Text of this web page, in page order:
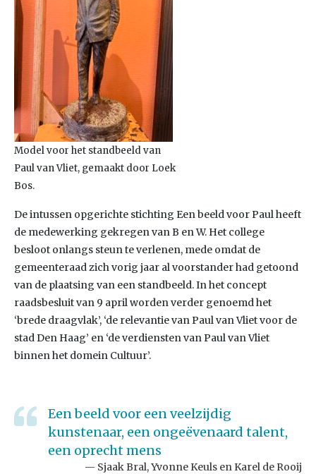
Model voor het standbeeld van
Paul van Vliet, gemaakt door Loek
Bos.
De intussen opgerichte stichting Een beeld voor Paul heeft
de medewerking gekregen van B en W. Het college
besloot onlangs steun te verlenen, mede omdat de
gemeenteraad zich vorig jaar al voorstander had getoond
van de plaatsing van een standbeeld. In het concept
raadsbesluit van 9 april worden verder genoemd het
‘brede draagvlak’, ‘de relevantie van Paul van Vliet voor de
stad Den Haag’ en ‘de verdiensten van Paul van Vliet
binnen het domein Cultuur’.
Een beeld voor een veelzijdig
kunstenaar, een ongeëvenaard talent,
een oprecht mens
Sjaak Bral, Yvonne Keuls en Karel de Rooij